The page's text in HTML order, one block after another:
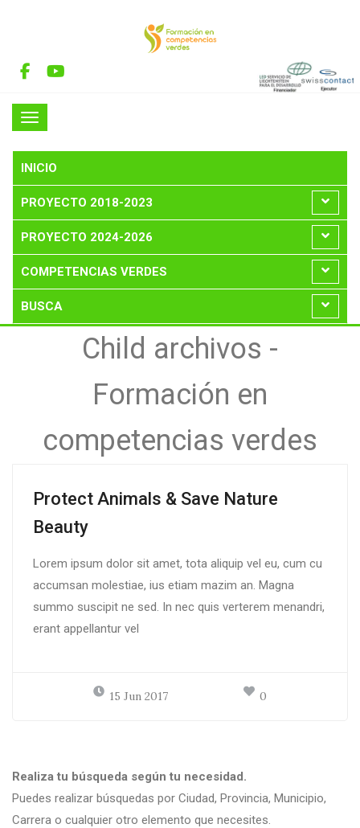
INICIO
PROYECTO 2018-2023
PROYECTO 2024-2026
COMPETENCIAS VERDES
BUSCA
Child archivos -
Formación en
competencias verdes
Protect Animals & Save Nature
Beauty
Lorem ipsum dolor sit amet, tota aliquip vel eu, cum cu
accumsan molestiae, ius etiam mazim an. Magna
summo suscipit ne sed. In nec quis verterem menandri,
erant appellantur vel
15 Jun 2017 0
Realiza tu búsqueda según tu necesidad.
Puedes realizar búsquedas por Ciudad, Provincia, Municipio,
Carrera o cualquier otro elemento que necesites.